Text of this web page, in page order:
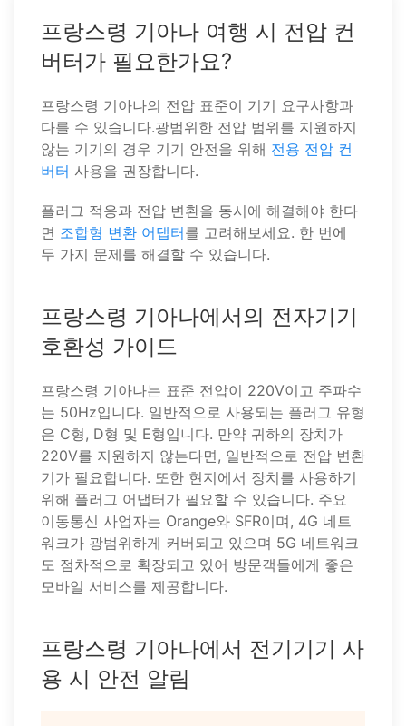
프랑스령 기아나 여행 시 전압 컨
버터가 필요한가요?
프랑스령 기아나의 전압 표준이 기기 요구사항과
다를 수 있습니다.광범위한 전압 범위를 지원하지
않는 기기의 경우 기기 안전을 위해 전용 전압 컨
버터 사용을 권장합니다.
플러그 적응과 전압 변환을 동시에 해결해야 한다
면 조합형 변환 어댑터를 고려해보세요. 한 번에
두 가지 문제를 해결할 수 있습니다.
프랑스령 기아나에서의 전자기기
호환성 가이드
프랑스령 기아나는 표준 전압이 220V이고 주파수
는 50Hz입니다. 일반적으로 사용되는 플러그 유형
은 C형, D형 및 E형입니다. 만약 귀하의 장치가
220V를 지원하지 않는다면, 일반적으로 전압 변환
기가 필요합니다. 또한 현지에서 장치를 사용하기
위해 플러그 어댑터가 필요할 수 있습니다. 주요
이동통신 사업자는 Orange와 SFR이며, 4G 네트
워크가 광범위하게 커버되고 있으며 5G 네트워크
도 점차적으로 확장되고 있어 방문객들에게 좋은
모바일 서비스를 제공합니다.
프랑스령 기아나에서 전기기기 사
용 시 안전 알림